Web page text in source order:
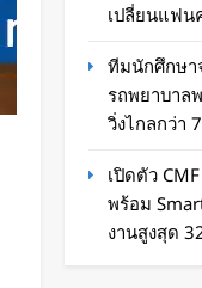
เปลี่ยนแฟน
ทีมนักศึกษา
รถพยาบาล
วิ่งไกลกว่า
เปิดตัว
พร้อม
งานสูงสุด